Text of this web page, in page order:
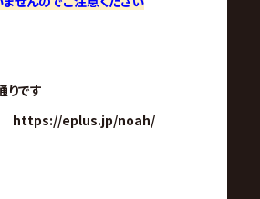
です
る https://eplus.jp/noah/